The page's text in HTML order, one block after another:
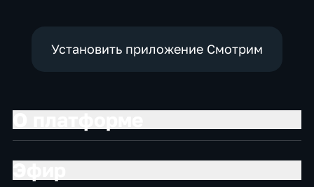
Установить приложение Смотрим